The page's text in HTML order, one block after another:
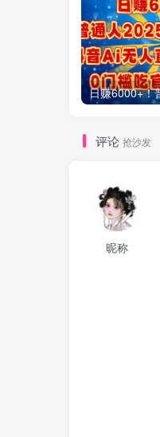
评论 抢沙发
昵称